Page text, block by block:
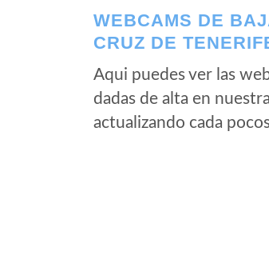
WEBCAMS DE
CRUZ DE
Aqui puedes ver las
dadas de alta en
actualizando cada